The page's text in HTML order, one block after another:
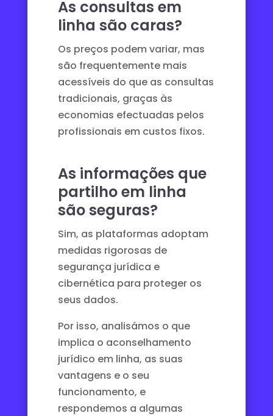
As consultas em
linha são caras?
Os preços podem variar, mas
são frequentemente mais
acessíveis do que as consultas
tradicionais, graças às
economias efectuadas pelos
profissionais em custos fixos.
As informações que
partilho em linha
são seguras?
Sim, as plataformas adoptam
medidas rigorosas de
segurança jurídica e
cibernética para proteger os
seus dados.
Por isso, analisámos o que
implica o aconselhamento
jurídico em linha, as suas
vantagens e o seu
funcionamento, e
respondemos a algumas